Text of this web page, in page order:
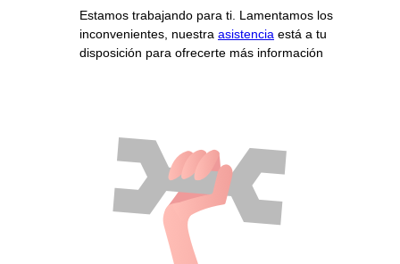
Estamos trabajando para ti. Lamentamos los
inconvenientes, nuestra asistencia está a tu
disposición para ofrecerte más información